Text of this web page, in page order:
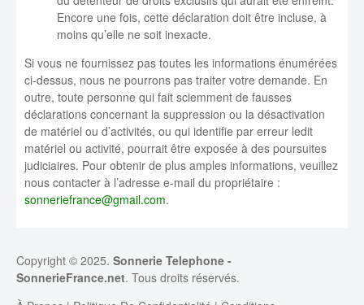
Encore une fois, cette déclaration doit être incluse, à
moins qu’elle ne soit inexacte.
Si vous ne fournissez pas toutes les informations énumérées
ci-dessus, nous ne pourrons pas traiter votre demande. En
outre, toute personne qui fait sciemment de fausses
déclarations concernant la suppression ou la désactivation
de matériel ou d’activités, ou qui identifie par erreur ledit
matériel ou activité, pourrait être exposée à des poursuites
judiciaires. Pour obtenir de plus amples informations, veuillez
nous contacter à l’adresse e-mail du propriétaire :
sonneriefrance@gmail.com.
Copyright © 2025. Sonnerie Telephone -
SonnerieFrance.net. Tous droits réservés.